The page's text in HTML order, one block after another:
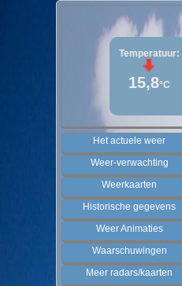
Temperatuur:
15,8°C
Het actuele weer
Weer-verwachting
Weerkaarten
Historische gegevens
Weer Animaties
Waarschuwingen
Meer radars/kaarten